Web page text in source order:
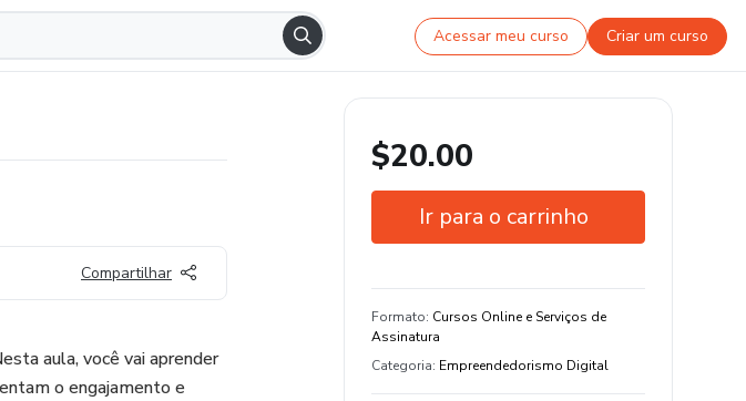
Acessar meu curso Criar um curso
Compartilhar
aula, você vai aprender
o engajamento e
$20.00
Ir para o carrinho
Estude do seu jeito e em qualquer
dispositivo
Formato: Cursos Online e Serviços de
Assinatura
Categoria: Empreendedorismo Digital